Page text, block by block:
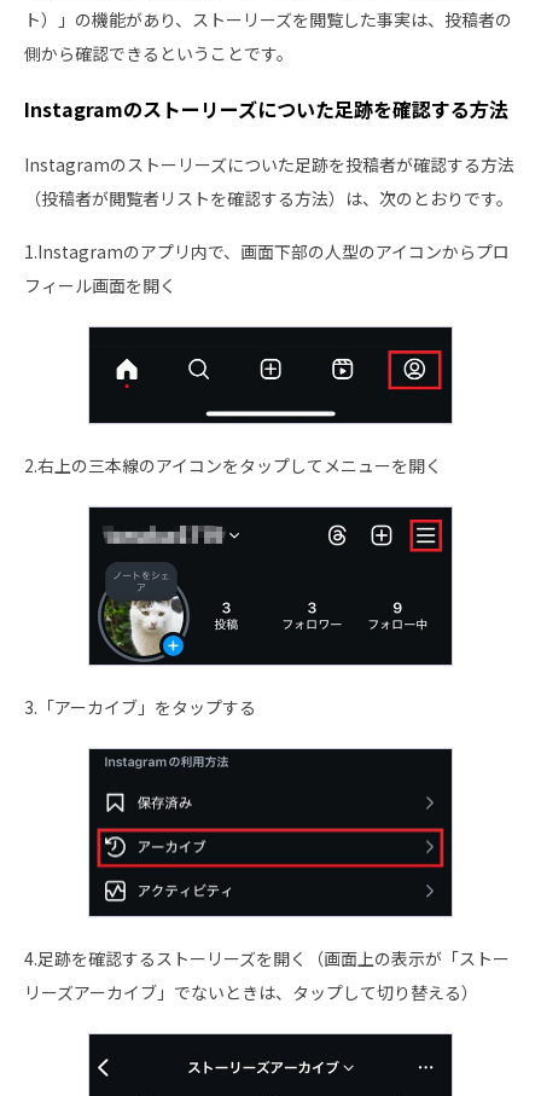
ト）」の機能があり、ストーリーズを閲覧した事実は、投稿者の
側から確認できるということです。
Instagramのストーリーズについた足跡を確認する方法
Instagramのストーリーズについた足跡を投稿者が確認する方法
（投稿者が閲覧者リストを確認する方法）は、次のとおりです。
1.Instagramのアプリ内で、画面下部の人型のアイコンからプロ
フィール画面を開く
2.右上の三本線のアイコンをタップしてメニューを開く
3.「アーカイブ」をタップする
4.足跡を確認するストーリーズを開く（画面上の表示が「ストー
リーズアーカイブ」でないときは、タップして切り替える）